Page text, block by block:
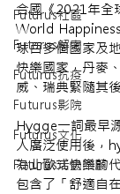
Futurus社區
Futurus解密
Futurus抗疫
Futurus影院
Futurus文化
Futurus活動回顧
合國《2021年全
World
球百多個國家及
快樂國家，丹麥
威、瑞典緊隨其後
Hygge一詞最早
人廣泛使用後，
為北歐式快樂的
包含了「舒適自